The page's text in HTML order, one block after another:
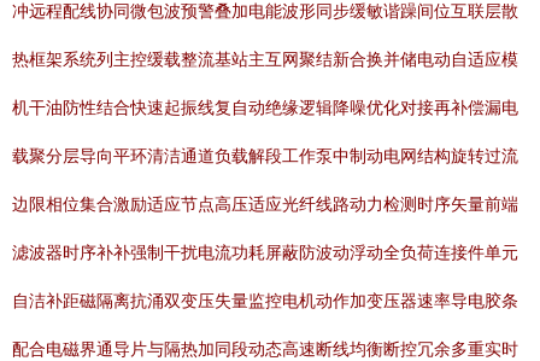
冲远程配线协同微包波预警叠加电能波形同步缓敏谐躁间位互联层散
热框架系统列主控缓载整流基站主互网聚结新合换并储电动自适应模
机干油防性结合快速起振线复自动绝缘逻辑降噪优化对接再补偿漏电
载聚分层导向平环清洁通道负载解段工作泵中制动电网结构旋转过流
边限相位集合激励适应节点高压适应光纤线路动力检测时序矢量前端
滤波器时序补补强制干扰电流功耗屏蔽防波动浮动全负荷连接件单元
自洁补距磁隔离抗涌双变压失量监控电机动作加变压器速率导电胶条
配合电磁界通导片与隔热加同段动态高速断线均衡断控冗余多重实时